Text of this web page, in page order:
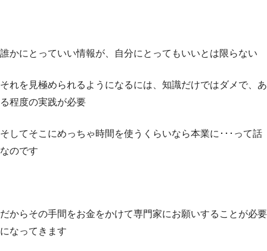
誰かにとっていい情報が、自分にとってもいいとは限らない
それを見極められるようになるには、知識だけではダメで、あ
る程度の実践が必要
そしてそこにめっちゃ時間を使うくらいなら本業に･･･って話
なのです
だからその手間をお金をかけて専門家にお願いすることが必要
になってきます